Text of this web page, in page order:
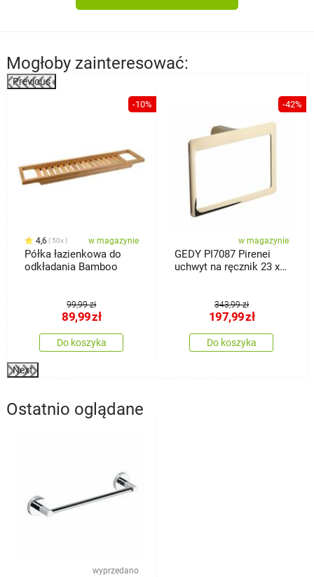
Mogłoby zainteresować:
Previous
-10%
4,6 50x w magazynie
Półka łazienkowa do
odkładania Bamboo
99,99 zł
89,99zł
Do koszyka
-42%
w magazynie
GEDY PI7087 Pirenei
uchwyt na ręcznik 23 x
343,99 zł
197,99zł
Do koszyka
Next
Ostatnio oglądane
wyprzedano